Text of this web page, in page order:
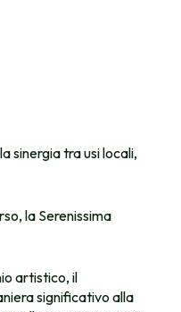
sinergia tra usi locali,
la Serenissima
artistico, il
significativo alla